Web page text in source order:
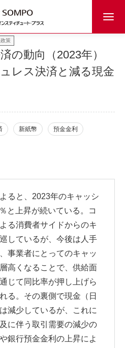
策
の動向（2023年）
レス決済と減る現金
新紙幣 預金金利
ると、2023年のキャッシ
と上昇が続いている。コ
る消費者サイドからのキ
しているが、今後は人手
事業者にとってのキャッ
高くなることで、供給面
じて同比率が押し上げら
る。その裏側で現金（日
減少しているが、これに
に伴う取引需要の減少の
銀行預金金利の上昇によ